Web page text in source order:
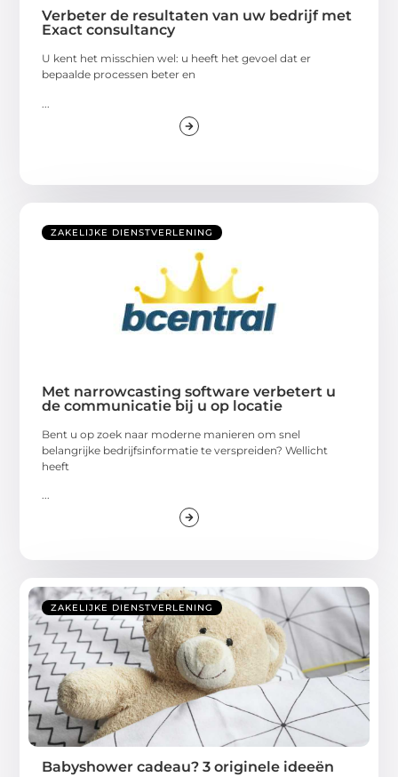
Verbeter de resultaten van uw bedrijf met
Exact consultancy
U kent het misschien wel: u heeft het gevoel dat er
bepaalde processen beter en
ZAKELIJKE DIENSTVERLENING
Met narrowcasting software verbetert u
de communicatie bij u op locatie
Bent u op zoek naar moderne manieren om snel
belangrijke bedrijfsinformatie te verspreiden? Wellicht
heeft
...
ZAKELIJKE DIENSTVERLENING
Babyshower cadeau? 3 originele ideeën